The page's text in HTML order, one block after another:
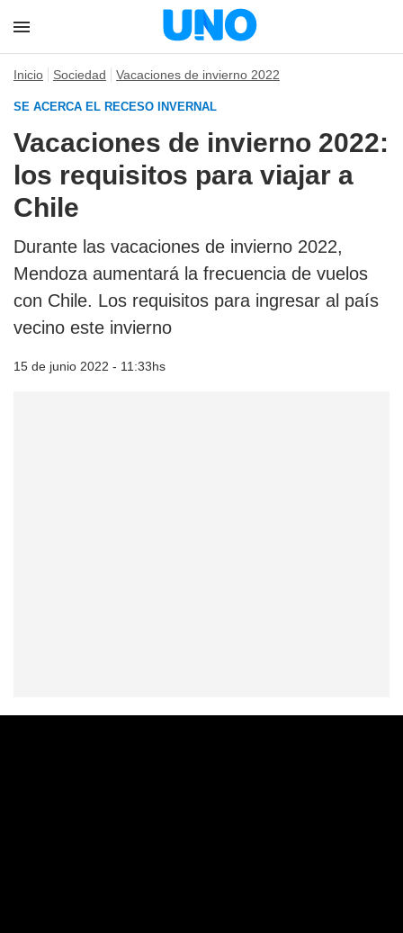
Inicio Sociedad Vacaciones de invierno 2022
SE ACERCA EL RECESO INVERNAL
Vacaciones de invierno 2022:
los requisitos para viajar a
Chile
Durante las vacaciones de invierno 2022,
Mendoza aumentará la frecuencia de vuelos
con Chile. Los requisitos para ingresar al país
vecino este invierno
15 de junio 2022 - 11:33hs